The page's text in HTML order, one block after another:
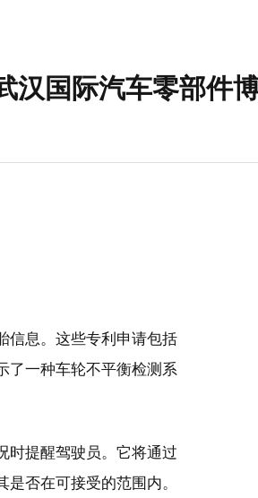
汉国际汽车零部件
信息。这些专利申请包括
了一种车轮不平衡检测系
提醒驾驶员。它将通过
否在可接受的范围内。